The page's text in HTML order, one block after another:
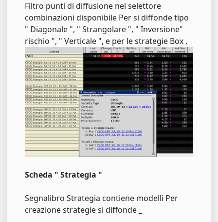
Filtro punti di diffusione nel selettore
combinazioni disponibile Per si diffonde tipo
" Diagonale ", " Strangolare ", " Inversione"
rischio ", " Verticale ", e per le strategie Box .
Scheda " Strategia "
Segnalibro Strategia contiene modelli Per
creazione strategie si diffonde _